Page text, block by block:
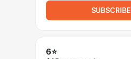
SUBSCRIBE
6⭐